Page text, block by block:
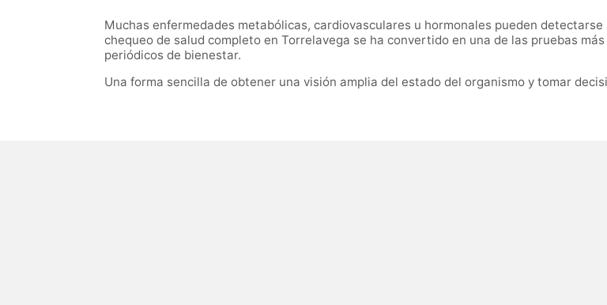
Muchas enfermedades metabólicas, cardiovasculares u hormonales pueden
chequeo de salud completo en Torrelavega se ha convertido en una de las pruebas
periódicos de bienestar.
Una forma sencilla de obtener una visión amplia del estado del organismo y tomar